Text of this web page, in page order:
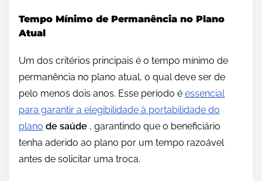
Tempo Mínimo de Permanência no Plano
Atual
Um dos critérios principais é o tempo mínimo de
permanência no plano atual, o qual deve ser de
pelo menos dois anos. Esse período é essencial
para garantir a elegibilidade à portabilidade do
plano de saúde , garantindo que o beneficiário
tenha aderido ao plano por um tempo razoável
antes de solicitar uma troca.